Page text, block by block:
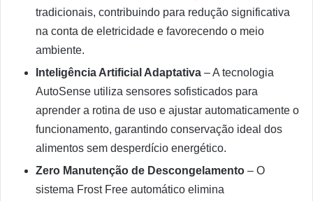
tradicionais, contribuindo para redução significativa
na conta de eletricidade e favorecendo o meio
ambiente.
Inteligência Artificial Adaptativa – A tecnologia
AutoSense utiliza sensores sofisticados para
aprender a rotina de uso e ajustar automaticamente o
funcionamento, garantindo conservação ideal dos
alimentos sem desperdício energético.
Zero Manutenção de Descongelamento – O
sistema Frost Free automático elimina